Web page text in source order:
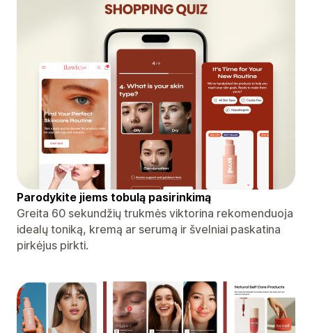
Parodykite jiems tobulą pasirinkimą
Greita 60 sekundžių trukmės viktorina rekomenduoja
idealų toniką, kremą ar serumą ir švelniai paskatina
pirkėjus pirkti.